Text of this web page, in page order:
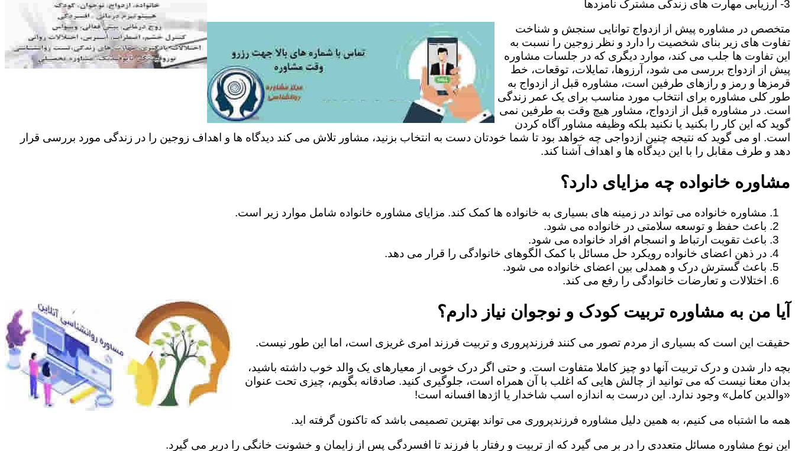
3- ارزیابی مهارت های زندگی مشترک نامزدها
متخصص در مشاوره پیش از ازدواج توانایی سنجش و شناخت
تفاوت های زیر بنای شخصیت را دارد و نظر زوجین را نسبت به
این تفاوت ها جلب می کند، موارد دیگری که در جلسات مشاوره
پیش از ازدواج بررسی می شود، آرزوها، تمایلات، توقعات، خط
قرمزها و رمز و رازهای طرفین است، مشاوره قبل از ازدواج به
طور کلی مشاوره برای انتخاب مورد مناسب برای یک عمر زندگی
است. در مشاوره قبل از ازدواج، مشاور هیچ وقت به طرفین نمی
گوید که این کار را بکنید یا نکنید بلکه وظیفه مشاور آگاه کردن
است. او می گوید که نتیجه چنین ازدواجی چه خواهد بود تا شما خودتان دست به انتخاب بزنید، مشاور تلاش می کند دیدگاه ها و اهداف زوجین را در زندگی مورد بررسی قرار
دهد و طرف مقابل را با این دیدگاه ها و اهداف آشنا کند.
مشاوره خانواده چه مزایای دارد؟
مشاوره خانواده می تواند در زمینه های بسیاری به خانواده ها کمک کند. مزایای مشاوره خانواده شامل موارد زیر است.
باعث حفظ و توسعه سلامتی در خانواده می شود.
باعث تقویت ارتباط و انسجام افراد خانواده می شود.
در ذهن اعضای خانواده رویکرد حل مسائل با کمک الگوهای خانوادگی را قرار می دهد.
باعث گسترش درک و همدلی بین اعضای خانواده می شود.
اختلالات و تعارضات خانوادگی را رفع می کند.
آیا من به مشاوره تربیت کودک و نوجوان نیاز دارم؟
حقیقت این است که بسیاری از مردم تصور می کنند فرزندپروری و تربیت فرزند امری غریزی است، اما این طور نیست.
بچه دار شدن و درک تربیت آنها دو چیز کاملا متفاوت است. و حتی اگر درک خوبی از معیارهای یک والد خوب داشته باشید،
بدان معنا نیست که می توانید از چالش هایی که اغلب با آن همراه است، جلوگیری کنید. صادقانه بگویم، چیزی تحت عنوان
«والدین کامل» وجود ندارد. این درست به اندازه اسب شاخدار یا اژدها افسانه است!
همه ما اشتباه می کنیم، به همین دلیل مشاوره فرزندپروری می تواند بهترین تصمیمی باشد که تاکنون گرفته اید.
این نوع مشاوره مسائل متعددی را در بر می گیرد که از تربیت و رفتار با فرزند تا افسردگی پس از زایمان و خشونت خانگی را دربر می گیرد.